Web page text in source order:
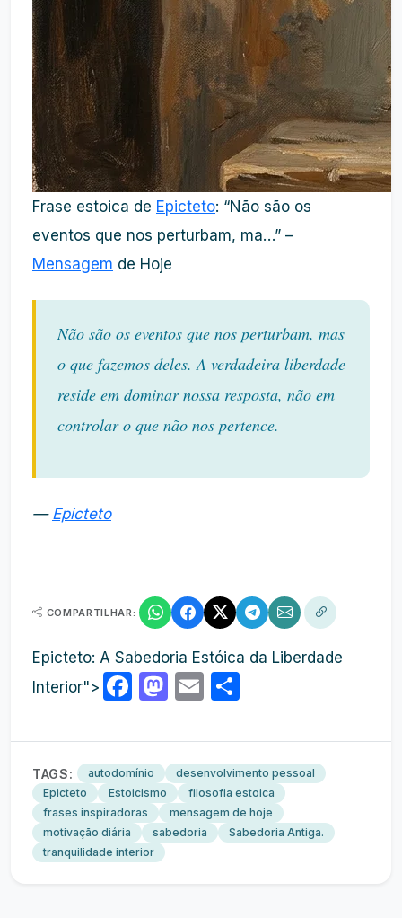
Frase estoica de Epicteto: “Não são os
eventos que nos perturbam, ma…” –
Mensagem de Hoje
Não são os eventos que nos perturbam, mas
o que fazemos deles. A verdadeira liberdade
reside em dominar nossa resposta, não em
controlar o que não nos pertence.
— Epicteto
COMPARTILHAR:
Epicteto: A Sabedoria Estóica da Liberdade
Interior">
Facebook
Mastodon
Email
TAGS: autodomínio
desenvolvimento pessoal
Epicteto
Estoicismo
filosofia estoica
frases inspiradoras
mensagem de hoje
motivação diária
sabedoria
Sabedoria Antiga.
tranquilidade interior